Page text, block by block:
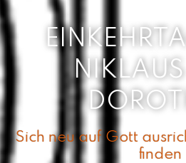
Sich neu auf Gott
finden